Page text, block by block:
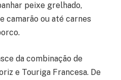
peixe grelhado,
camarão ou até carnes
da combinação de
e Touriga Francesa. De